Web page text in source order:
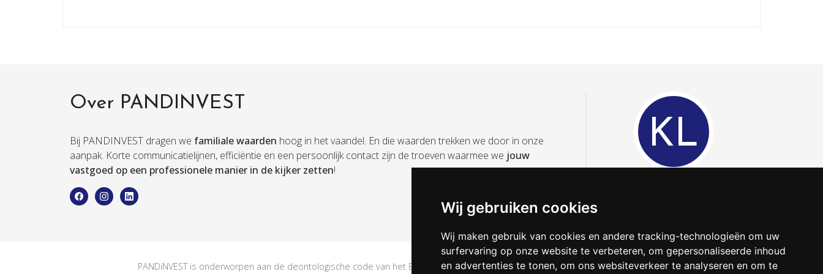
Wij gebruiken cookies
Wij maken gebruik van cookies en andere tracking-technologieën om uw
surfervaring op onze website te verbeteren, om gepersonaliseerde inhoud
en advertenties te tonen, om ons websiteverkeer te analyseren en om te
Over PANDINVEST
Bij PANDINVEST dragen we familiale waarden hoog in het vaandel. En die waarden trekken we door in onze
aanpak. Korte communicatielijnen, efficiëntie en een persoonlijk contact zijn de troeven waarmee we jouw
vastgoed op een professionele manier in de kijker zetten!
KL
PANDiNVEST is onderworpen aan de deontologische code van het BIV. Erkend Vastgoedmakelaar met BIV nr. 504.743 | BE 0830.932.880